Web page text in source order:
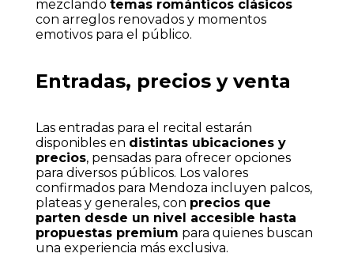
mezclando temas románticos clásicos
con arreglos renovados y momentos
emotivos para el público.
Entradas, precios y venta
Las entradas para el recital estarán
disponibles en distintas ubicaciones y
precios, pensadas para ofrecer opciones
para diversos públicos. Los valores
confirmados para Mendoza incluyen palcos,
plateas y generales, con precios que
parten desde un nivel accesible hasta
propuestas premium para quienes buscan
una experiencia más exclusiva.